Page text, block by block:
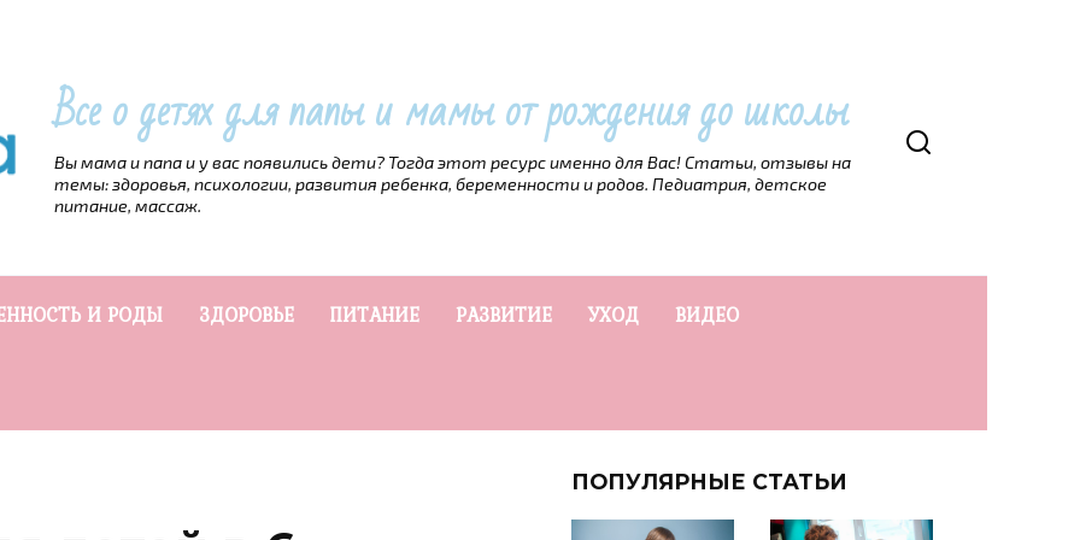
Все о детях для папы и мамы от рождения до школы
Вы мама и папа и у вас появились дети? Тогда этот ресурс именно для Вас! Статьи, отзывы на
темы: здоровья, психологии, развития ребенка, беременности и родов. Педиатрия, детское
питание, массаж.
И РОДЫ ЗДОРОВЬЕ ПИТАНИЕ РАЗВИТИЕ УХОД ВИДЕО
ПОПУЛЯРНЫЕ СТАТЬИ